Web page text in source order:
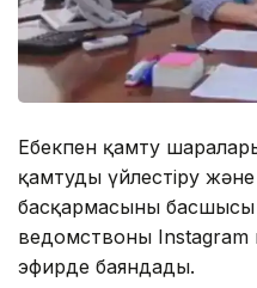
Еңбекпен қамту
қамтуды үйлестіру
басқармасының
ведомствоның
эфирде баяндады.